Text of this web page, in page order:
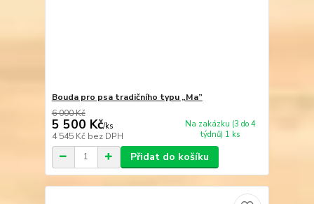
Bouda pro psa tradičního typu „Ma”
6 000 Kč
5 500 Kč/ks
4 545 Kč bez DPH
Na zakázku (3 do 4
týdnů) 1 ks
Přidat do košíku